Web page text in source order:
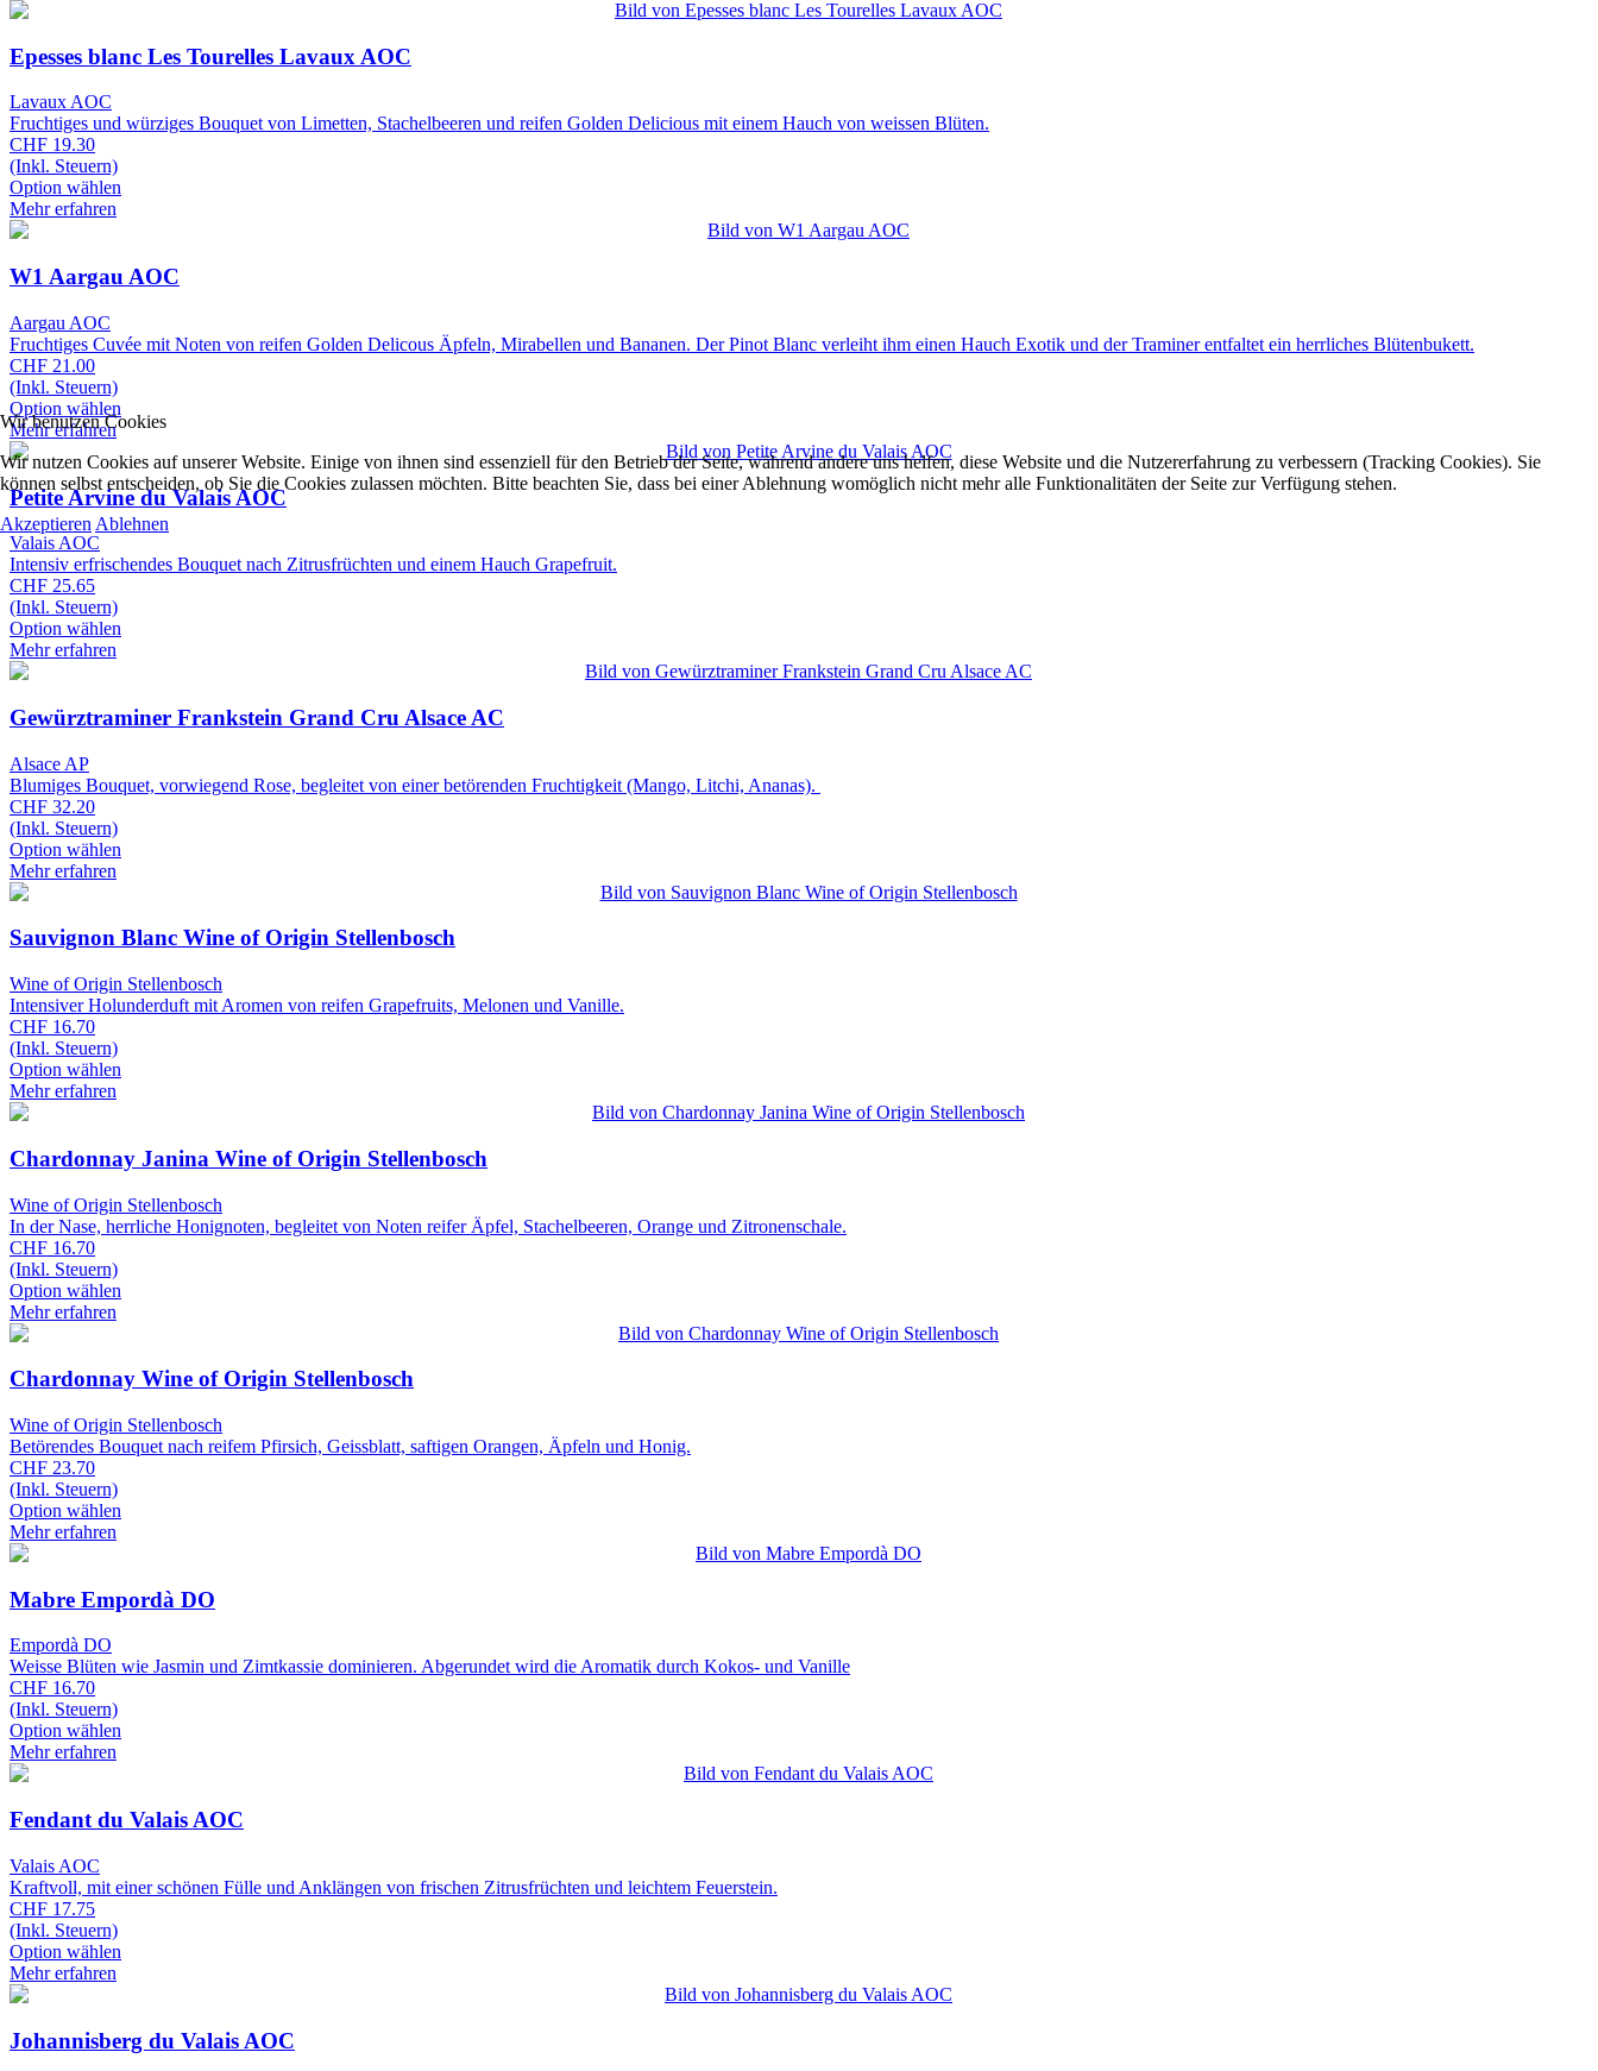
Epesses blanc Les Tourelles Lavaux AOC
Lavaux AOC
Fruchtiges und würziges Bouquet von Limetten, Stachelbeeren und reifen Golden Delicious mit einem Hauch von weissen Blüten.
CHF 19.30
(Inkl. Steuern)
Option wählen
Mehr erfahren
W1 Aargau AOC
Aargau AOC
Fruchtiges Cuvée mit Noten von reifen Golden Delicous Äpfeln, Mirabellen und Bananen. Der Pinot Blanc verleiht ihm einen Hauch Exotik und der Traminer entfaltet ein herrliches Blütenbukett.
CHF 21.00
(Inkl. Steuern)
Option wählen
Mehr erfahren
Petite Arvine du Valais AOC
Valais AOC
Intensiv erfrischendes Bouquet nach Zitrusfrüchten und einem Hauch Grapefruit.
CHF 25.65
(Inkl. Steuern)
Option wählen
Mehr erfahren
Gewürztraminer Frankstein Grand Cru Alsace AC
Alsace AP
Blumiges Bouquet, vorwiegend Rose, begleitet von einer betörenden Fruchtigkeit (Mango, Litchi, Ananas).
CHF 32.20
(Inkl. Steuern)
Option wählen
Mehr erfahren
Sauvignon Blanc Wine of Origin Stellenbosch
Wine of Origin Stellenbosch
Intensiver Holunderduft mit Aromen von reifen Grapefruits, Melonen und Vanille.
CHF 16.70
(Inkl. Steuern)
Option wählen
Mehr erfahren
Chardonnay Janina Wine of Origin Stellenbosch
Wine of Origin Stellenbosch
In der Nase, herrliche Honignoten, begleitet von Noten reifer Äpfel, Stachelbeeren, Orange und Zitronenschale.
CHF 16.70
(Inkl. Steuern)
Option wählen
Mehr erfahren
Chardonnay Wine of Origin Stellenbosch
Wine of Origin Stellenbosch
Betörendes Bouquet nach reifem Pfirsich, Geissblatt, saftigen Orangen, Äpfeln und Honig.
CHF 23.70
(Inkl. Steuern)
Option wählen
Mehr erfahren
Mabre Empordà DO
Empordà DO
Weisse Blüten wie Jasmin und Zimtkassie dominieren. Abgerundet wird die Aromatik durch Kokos- und Vanille
CHF 16.70
(Inkl. Steuern)
Option wählen
Mehr erfahren
Fendant du Valais AOC
Valais AOC
Kraftvoll, mit einer schönen Fülle und Anklängen von frischen Zitrusfrüchten und leichtem Feuerstein.
CHF 17.75
(Inkl. Steuern)
Option wählen
Mehr erfahren
Johannisberg du Valais AOC
Wir benutzen Cookies
Wir nutzen Cookies auf unserer Website. Einige von ihnen sind essenziell für den Betrieb der Seite, während andere uns helfen, diese Website und die Nutzererfahrung zu verbessern (Tracking Cookies). Sie
können selbst entscheiden, ob Sie die Cookies zulassen möchten. Bitte beachten Sie, dass bei einer Ablehnung womöglich nicht mehr alle Funktionalitäten der Seite zur Verfügung stehen.
Akzeptieren Ablehnen